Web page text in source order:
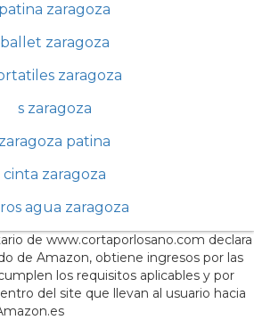
patina zaragoza
ballet zaragoza
zaragoza
s zaragoza
zaragoza patina
cinta zaragoza
agua zaragoza
de www.cortaporlosano.com declara
de Amazon, obtiene ingresos por las
los requisitos aplicables y por
del site que llevan al usuario hacia